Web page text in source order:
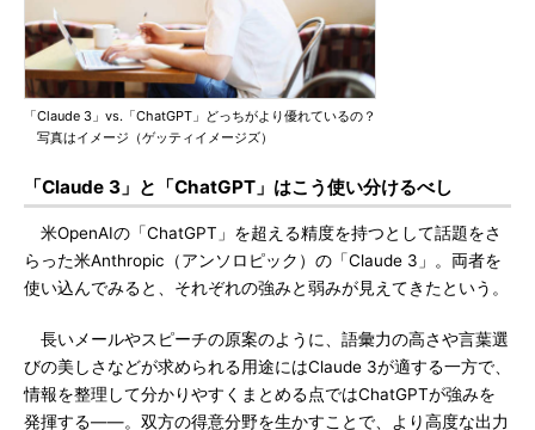
「Claude 3」vs.「ChatGPT」どっちがより優れているの？
写真はイメージ（ゲッティイメージズ）
「Claude 3」と「ChatGPT」はこう使い分けるべし
米OpenAIの「ChatGPT」を超える精度を持つとして話題をさ
らった米Anthropic（アンソロピック）の「Claude 3」。両者を
使い込んでみると、それぞれの強みと弱みが見えてきたという。
長いメールやスピーチの原案のように、語彙力の高さや言葉選
びの美しさなどが求められる用途にはClaude 3が適する一方で、
情報を整理して分かりやすくまとめる点ではChatGPTが強みを
発揮する――。双方の得意分野を生かすことで、より高度な出力